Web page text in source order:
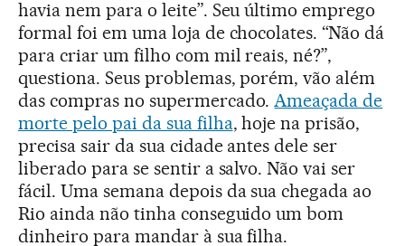
havia nem para o leite”. Seu último emprego
formal foi em uma loja de chocolates. “Não dá
para criar um filho com mil reais, né?”,
questiona. Seus problemas, porém, vão além
das compras no supermercado.Ameaçada de
morte pelo pai da sua filha, hoje na prisão,
precisa sair da sua cidade antes dele ser
liberado para se sentir a salvo. Não vai ser
fácil. Uma semana depois da sua chegada ao
Rio ainda não tinha conseguido um bom
dinheiro para mandar à sua filha.